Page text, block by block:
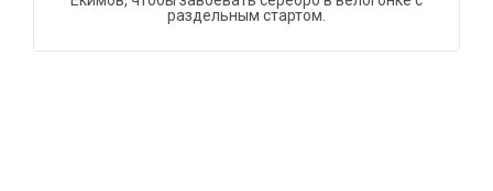
раздельным стартом.